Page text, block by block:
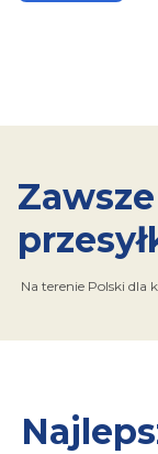
Na terenie Polski dla